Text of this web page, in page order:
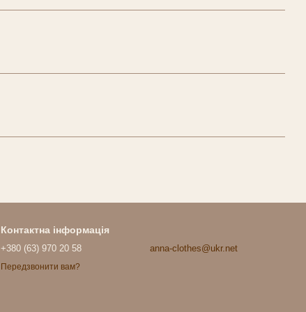
Контактна інформація
+380 (63) 970 20 58
Передзвонити вам?
anna-clothes@ukr.net